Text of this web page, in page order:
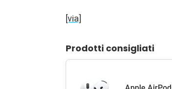
[via]
Prodotti consigliati